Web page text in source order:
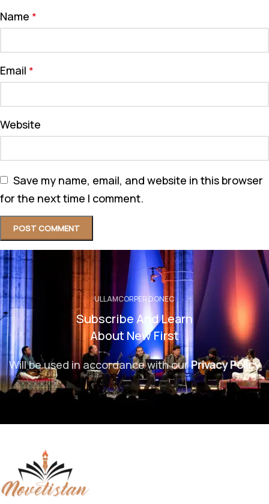
Name *
Email *
Website
Save my name, email, and website in this browser
for the next time I comment.
ULLAMCORPER DONEC
Subscribe And Learn
About New First
Will be used in accordance with ourPrivacy Policy